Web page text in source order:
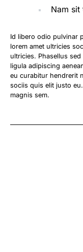
Nam sit
Id libero odio pulvinar
lorem amet ultricies
ultricies. Phasellus
ligula adipiscing
eu curabitur hendrerit
sociis quis elit justo
magnis sem.